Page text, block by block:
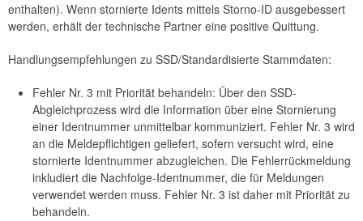
enthalten). Wenn stornierte Idents mittels Storno-ID ausgebessert
werden, erhält der technische Partner eine positive Quittung.
Handlungsempfehlungen zu SSD/Standardisierte Stammdaten:
Fehler Nr. 3 mit Priorität behandeln: Über den SSD-
Abgleichprozess wird die Information über eine Stornierung
einer Identnummer unmittelbar kommuniziert. Fehler Nr. 3 wird
an die Meldepflichtigen geliefert, sofern versucht wird, eine
stornierte Identnummer abzugleichen. Die Fehlerrückmeldung
inkludiert die Nachfolge-Identnummer, die für Meldungen
verwendet werden muss. Fehler Nr. 3 ist daher mit Priorität zu
behandeln.